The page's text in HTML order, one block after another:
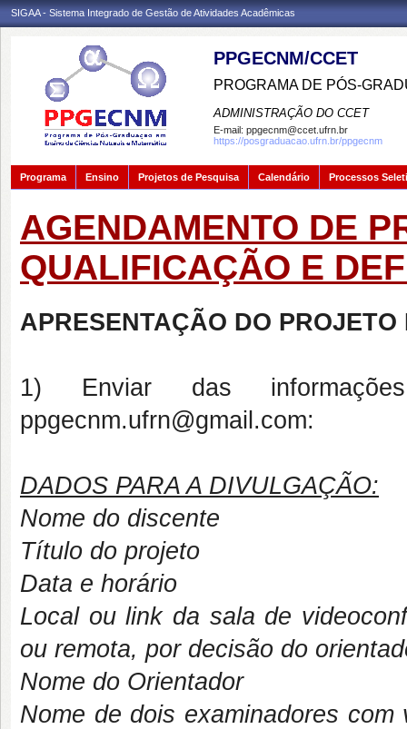
SIGAA - Sistema Integrado de Gestão de Atividades Acadêmicas
PPGECNM/CCET
PROGRAMA DE PÓS-
ADMINISTRAÇÃO DO CCET
E-mail: ppgecnm@ccet.ufrn.br
https://posgraduacao.ufrn.br/ppgecnm
Programa Ensino Projetos de Pesquisa Calendário Processos
AGENDAMENTO DE
QUALIFICAÇÃO E
APRESENTAÇÃO DO PROJETO
1) Enviar das
ppgecnm.ufrn@gmail.com:
DADOS PARA A DIVULGAÇÃO:
Nome do discente
Título do projeto
Data e horário
Local ou link da sala de
ou remota, por decisão do
Nome do Orientador
Nome de dois examinadores